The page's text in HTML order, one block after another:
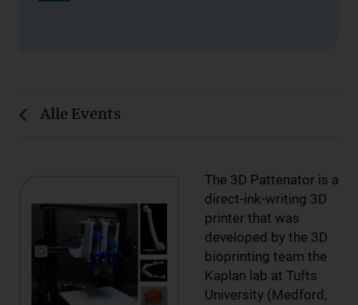
Alle Events
The 3D Pattenator is a
direct-ink-writing 3D
printer that was
developed by the 3D
bioprinting team the
Kaplan lab at Tufts
University (Medford,